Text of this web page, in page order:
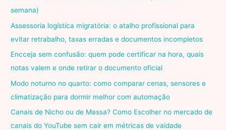
semana)
Assessoria logística migratória: o atalho profissional para
evitar retrabalho, taxas erradas e documentos incompletos
Encceja sem confusão: quem pode certificar na hora, quais
notas valem e onde retirar o documento oficial
Modo noturno no quarto: como comparar cenas, sensores e
climatização para dormir melhor com automação
Canais de Nicho ou de Massa? Como Escolher no mercado de
canais do YouTube sem cair em métricas de vaidade